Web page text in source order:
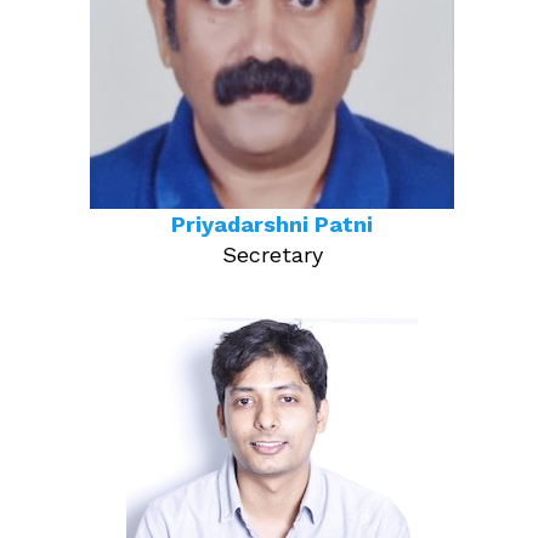
Priyadarshni Patni
Secretary